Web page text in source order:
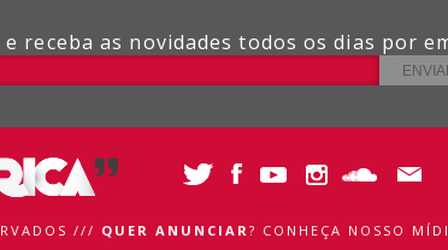
e receba as novidades todos os dias por
/// QUER ANUNCIAR? CONHEÇA NOSSO